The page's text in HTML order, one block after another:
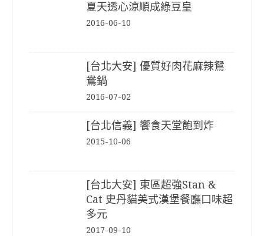
夏天透心涼順成綠豆皇
2016-06-10
[台北大安] 優質好肉花麻辣鴛
鴦鍋
2016-07-02
[台北信義] 饗食天堂飽到炸
2015-10-06
[台北大安] 東區超強Stan &
Cat 史丹貓美式漢堡餐廳口味超
多元
2017-09-10